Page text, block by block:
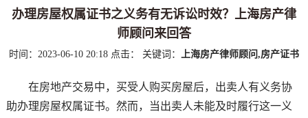
办理房屋权属证书之义务有无诉讼时效？上海房产律
师顾问来回答
时间：2023-06-10 20:18 点击： 关键词： 上海房产律师顾问,房产证书
在房地产交易中，买受人购买房屋后，出卖人有义务协
助办理房屋权属证书。然而，当出卖人未能及时履行这一义